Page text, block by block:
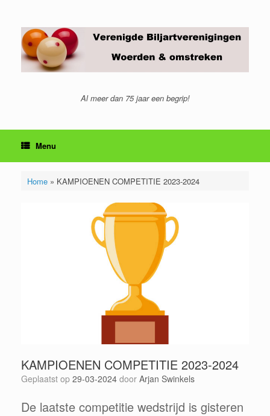
inhoud
Al meer dan 75 jaar een begrip!
Menu
Home» KAMPIOENEN COMPETITIE 2023-2024
KAMPIOENEN COMPETITIE 2023-2024
Geplaatst op 29-03-2024 door Arjan Swinkels
De laatste competitie wedstrijd is gisteren